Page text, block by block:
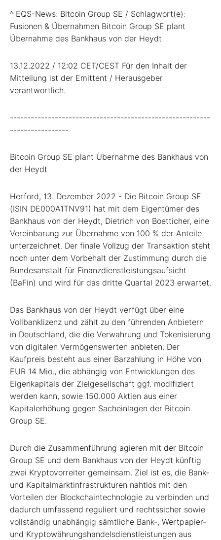
^ EQS-News: Bitcoin Group SE / Schlagwort(e):
Fusionen & Übernahmen Bitcoin Group SE plant
Übernahme des Bankhaus von der Heydt
13.12.2022 / 12:02 CET/CEST Für den Inhalt der
Mitteilung ist der Emittent / Herausgeber
verantwortlich.
----------------------------------------------------------
-----------------
Bitcoin Group SE plant Übernahme des Bankhaus von
der Heydt
Herford, 13. Dezember 2022 - Die Bitcoin Group SE
(ISIN DE000A1TNV91) hat mit dem Eigentümer des
Bankhaus von der Heydt, Dietrich von Boetticher, eine
Vereinbarung zur Übernahme von 100 % der Anteile
unterzeichnet. Der finale Vollzug der Transaktion steht
noch unter dem Vorbehalt der Zustimmung durch die
Bundesanstalt für Finanzdienstleistungsaufsicht
(BaFin) und wird für das dritte Quartal 2023 erwartet.
Das Bankhaus von der Heydt verfügt über eine
Vollbanklizenz und zählt zu den führenden Anbietern
in Deutschland, die die Verwahrung und Tokenisierung
von digitalen Vermögenswerten anbieten. Der
Kaufpreis besteht aus einer Barzahlung in Höhe von
EUR 14 Mio., die abhängig von Entwicklungen des
Eigenkapitals der Zielgesellschaft ggf. modifiziert
werden kann, sowie 150.000 Aktien aus einer
Kapitalerhöhung gegen Sacheinlagen der Bitcoin
Group SE.
Durch die Zusammenführung agieren mit der Bitcoin
Group SE und dem Bankhaus von der Heydt künftig
zwei Kryptovorreiter gemeinsam. Ziel ist es, die Bank-
und Kapitalmarktinfrastrukturen nahtlos mit den
Vorteilen der Blockchaintechnologie zu verbinden und
dadurch umfassend reguliert und rechtssicher sowie
vollständig unabhängig sämtliche Bank-, Wertpapier-
und Kryptowährungshandelsdienstleistungen aus